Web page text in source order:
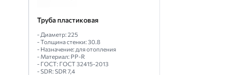
Труба пластиковая
- Диаметр: 225
- Толщина стенки: 30.8
- Назначение: для отопления
- Материал: PP-R
- ГОСТ: ГОСТ 32415-2013
- SDR: SDR 7,4